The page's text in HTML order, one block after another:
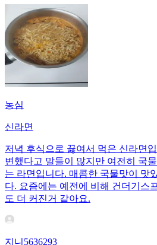
농심
신라면
저녁 후식으로 끓여서 먹은 신라면
변했다고 말들이 많지만 여전히 국
는 라면입니다. 매콤한 국물맛이 맛
다. 요즘에는 예전에 비해 건더기스
도 더 커진거 같아요.
지니5636293